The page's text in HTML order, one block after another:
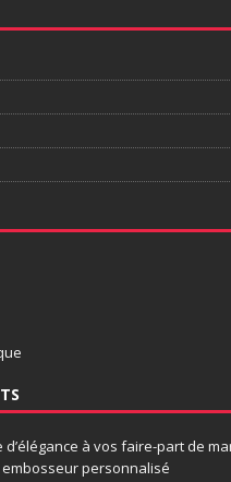
à vos faire-part de
personnalisé